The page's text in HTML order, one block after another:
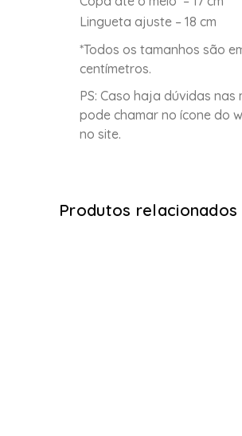
Lingueta ajuste – 18 cm
*Todos os tamanhos são
centímetros.
PS: Caso haja dúvidas nas
pode chamar no ícone do
no site.
Produtos relacionados